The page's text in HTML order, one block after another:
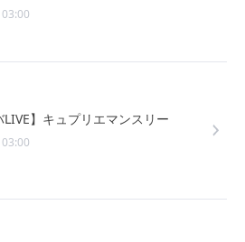
LIVE】キュプリエマンスリー